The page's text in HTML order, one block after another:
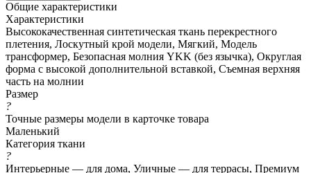
Общие характеристики
Характеристики
Высококачественная синтетическая ткань перекрестного
плетения, Лоскутный крой модели, Мягкий, Модель
трансформер, Безопасная молния YKK (без язычка), Округлая
форма с высокой дополнительной вставкой, Съемная верхняя
часть на молнии
Размер
?
Точные размеры модели в карточке товара
Маленький
Категория ткани
?
Интерьерные — для дома, Уличные — для террасы, Премиум